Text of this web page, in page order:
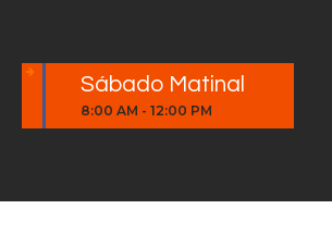
Sábado Matinal
8:00 AM -12:00 PM